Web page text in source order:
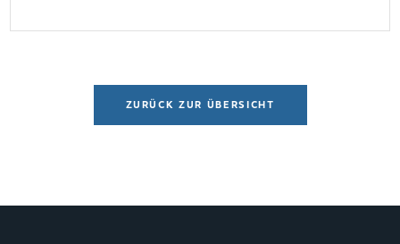
müssen mit finanziellen Einbußen kämpfen. In
ZURÜCK ZUR ÜBERSICHT